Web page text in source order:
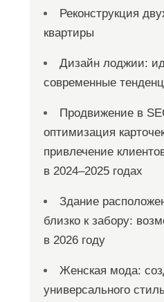
Реконструкция
квартиры
Дизайн лоджии:
современные
Продвижение в
оптимизация
привлечение
в 2024–2025 годах
Здание
близко к забору:
в 2026 году
Женская мода:
универсального